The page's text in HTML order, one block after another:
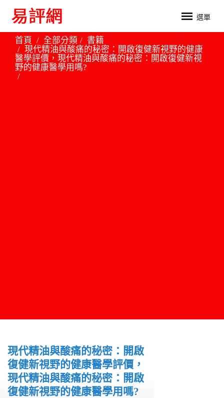
選單
首頁 全部分類
書籍
現代精油與酸痛的秘密：開啟復健新視野的健康
醫學評價，現代精油與酸痛的秘密：開啟復健新視
野的健康醫學用嗎?
現代精油與酸痛的秘密：開啟
復健新視野的健康醫學評價，
現代精油與酸痛的秘密：開啟
復健新視野的健康醫學用嗎?